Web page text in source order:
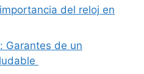
del reloj en
Garantes de un